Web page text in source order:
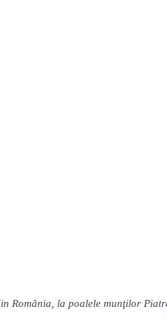
România, la poalele munţilor